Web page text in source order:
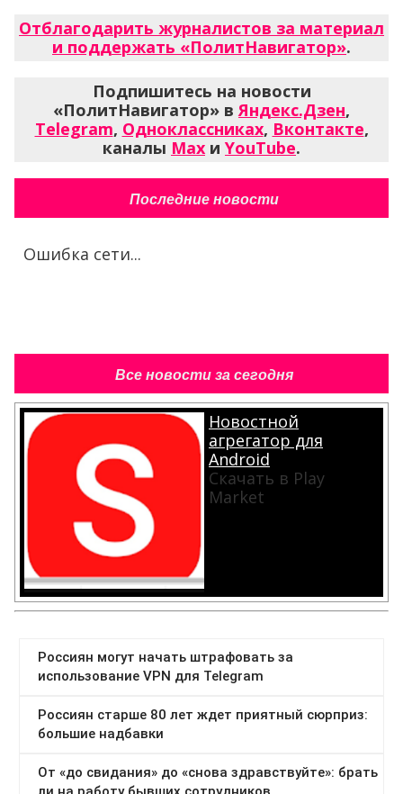
Отблагодарить журналистов за материал
и поддержать «ПолитНавигатор».
Подпишитесь на новости
«ПолитНавигатор» в Яндекс.Дзен,
Telegram, Одноклассниках, Вконтакте,
каналы Max и YouTube.
Последние новости
Ошибка сети...
Все новости за сегодня
Новостной
агрегатор для
Android
Скачать в Play
Market